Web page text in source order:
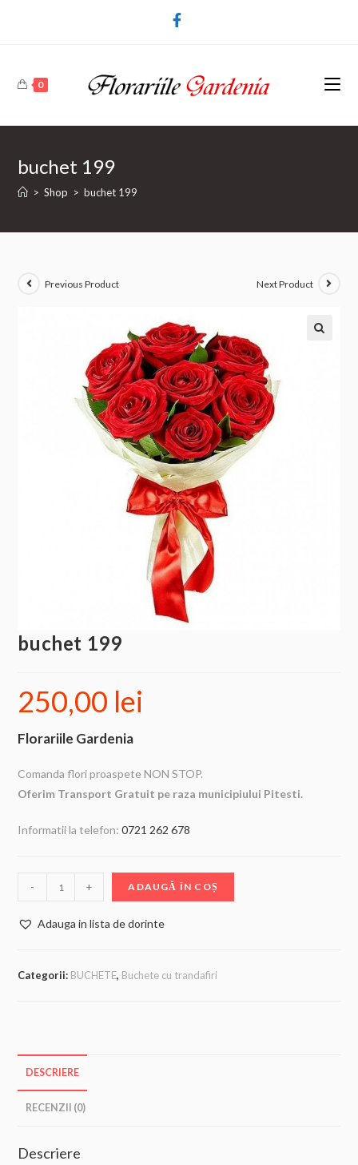
0
buchet 199
> Shop > buchet 199
Previous Product Next Product
buchet 199
250,00 lei
Florariile Gardenia
Comanda flori proaspete NON STOP.
Oferim Transport Gratuit pe raza municipiului Pitesti.
Informatii la telefon:0721 262 678
- + ADAUGĂ ÎN COȘ
Adauga in lista de dorinte
Categorii: BUCHETE, Buchete cu trandafiri
DESCRIERE
RECENZII (0)
Descriere